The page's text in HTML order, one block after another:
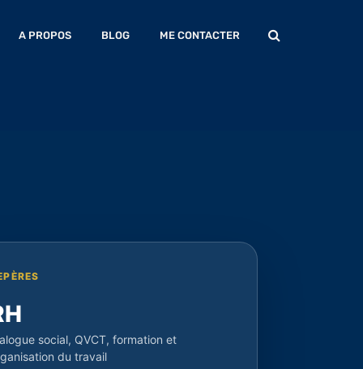
A PROPOS BLOG ME CONTACTER
social, QVCT, formation et
du travail